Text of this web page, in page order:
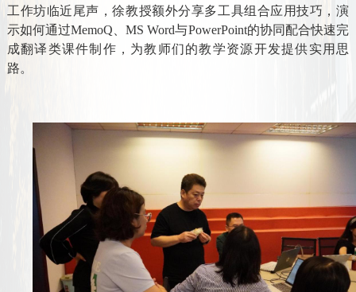
工作坊临近尾声，徐教授额外分享多工具组合应用技巧，演
示如何通过MemoQ、MS Word与PowerPoint的协同配合快速完
成翻译类课件制作，为教师们的教学资源开发提供实用思
路。